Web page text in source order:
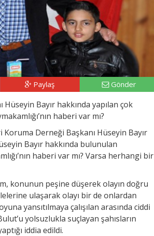
Paylaş Gönder
Bayır hakkında yapılan çok
haberi var mı?
Derneği Başkanı Hüseyin Bayır
Bayır hakkında bulunulan
haberi var mı? Varsa herhangi bir
konunun peşine düşerek olayın doğru
ulaşarak olayı bir de onlardan
yansıtılmaya çalışılan arasında ciddi
yolsuzlukla suçlayan şahısların
iddia edildi.